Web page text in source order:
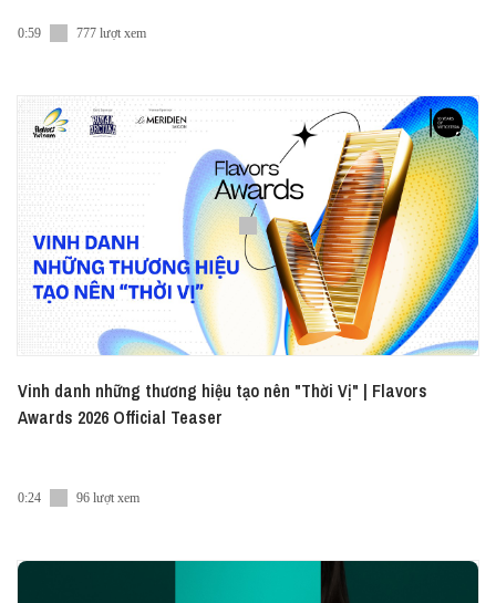
0:59 777 lượt xem
Vinh danh những thương hiệu tạo nên "Thời Vị" | Flavors
Awards 2026 Official Teaser
0:24 96 lượt xem